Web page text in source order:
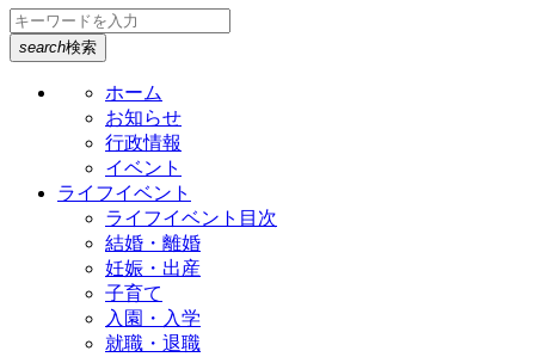
search検索
ホーム
お知らせ
行政情報
イベント
ライフイベント
ライフイベント目次
結婚・離婚
妊娠・出産
子育て
入園・入学
就職・退職